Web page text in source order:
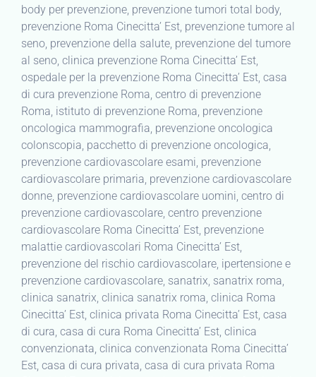
body per prevenzione, prevenzione tumori total body,
prevenzione Roma Cinecitta’ Est, prevenzione tumore al
seno, prevenzione della salute, prevenzione del tumore
al seno, clinica prevenzione Roma Cinecitta’ Est,
ospedale per la prevenzione Roma Cinecitta’ Est, casa
di cura prevenzione Roma, centro di prevenzione
Roma, istituto di prevenzione Roma, prevenzione
oncologica mammografia, prevenzione oncologica
colonscopia, pacchetto di prevenzione oncologica,
prevenzione cardiovascolare esami, prevenzione
cardiovascolare primaria, prevenzione cardiovascolare
donne, prevenzione cardiovascolare uomini, centro di
prevenzione cardiovascolare, centro prevenzione
cardiovascolare Roma Cinecitta’ Est, prevenzione
malattie cardiovascolari Roma Cinecitta’ Est,
prevenzione del rischio cardiovascolare, ipertensione e
prevenzione cardiovascolare, sanatrix, sanatrix roma,
clinica sanatrix, clinica sanatrix roma, clinica Roma
Cinecitta’ Est, clinica privata Roma Cinecitta’ Est, casa
di cura, casa di cura Roma Cinecitta’ Est, clinica
convenzionata, clinica convenzionata Roma Cinecitta’
Est, casa di cura privata, casa di cura privata Roma